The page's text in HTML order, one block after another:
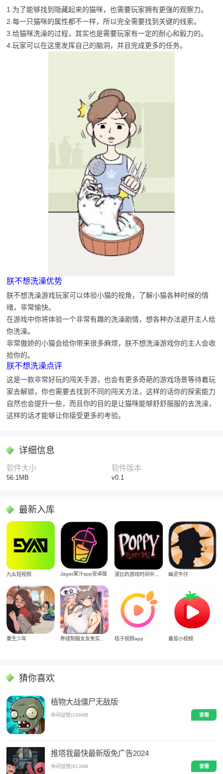
1.为了能够找到隐藏起来的猫咪，也需要玩家拥有更强的观察力。
2.每一只猫咪的属性都不一样，所以完全需要找到关键的线索。
3.给猫咪洗澡的过程，其实也是需要玩家有一定的耐心和毅力的。
4.玩家可以在这里发挥自己的脑洞，并且完成更多的任务。
朕不想洗澡优势
朕不想洗澡游戏玩家可以体验小猫的视角，了解小猫各种时候的情
绪，非常愉快。
在游戏中你将体验一个非常有趣的洗澡剧情，想各种办法避开主人给
你洗澡。
非常傲娇的小猫会给你带来很多麻烦，朕不想洗澡游戏你的主人会收
拾你的。
朕不想洗澡点评
这是一款非常好玩的闯关手游，也会有更多奇葩的游戏场景等待着玩
家去解锁，你也需要去找到不同的闯关方法，这样的话你的探索能力
自然也会提升一些，而且你的目的是让猫咪能够舒舒服服的去洗澡，
这样的话才能够让你接受更多的考验。
详细信息
软件大小
56.1MB
软件版本
v0.1
最新入库
九幺短视频 Jagat果汁app安卓版 波比的游戏时间中文版 幽灵牛仔
重生少年 桔子视频app 番茄小视频
猜你喜欢
植物大战僵尸无敌版
休闲益智|109MB 查看
推塔我最快最新版免广告2024
休闲益智|913MB 查看